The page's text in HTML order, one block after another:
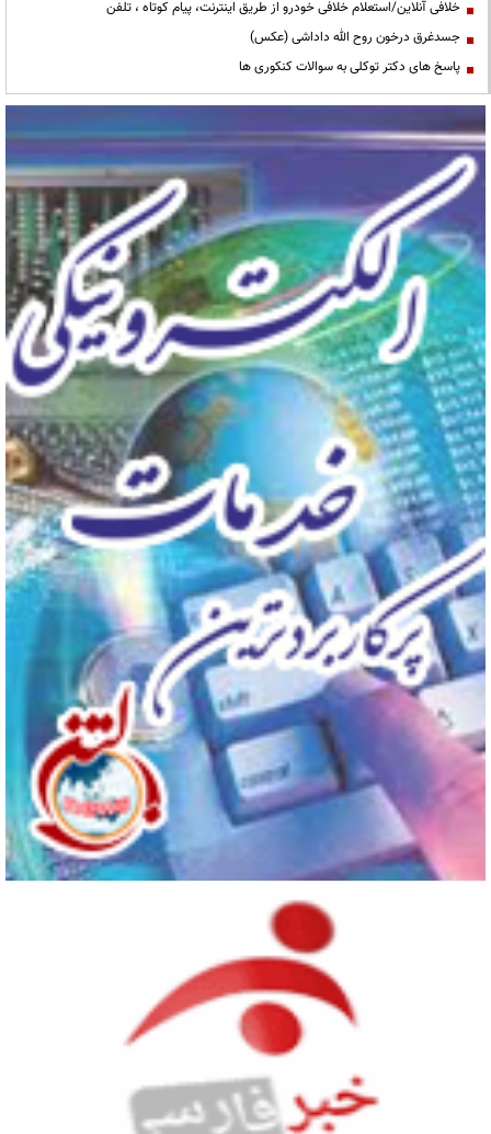
خلافی آنلاین/استعلام خلافی خودرو از طریق اینترنت، پیام کوتاه ، تلفن
جسدغرق درخون روح الله داداشی (عکس)
پاسخ های دکتر توکلی به سوالات کنکوری ها